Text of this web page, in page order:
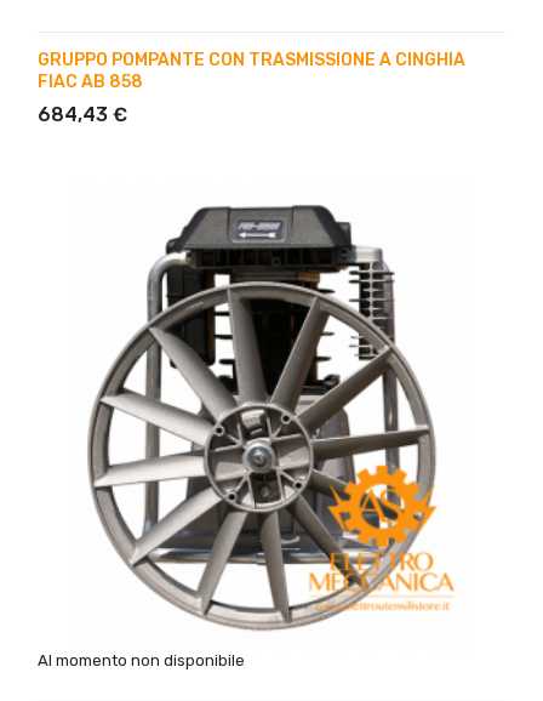
GRUPPO POMPANTE CON TRASMISSIONE A CINGHIA
FIAC AB 858
684,43 €
Al momento non disponibile